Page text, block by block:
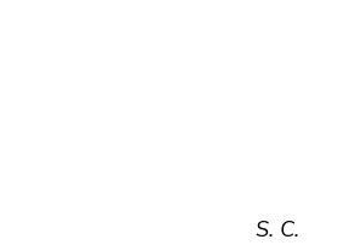
S. C.